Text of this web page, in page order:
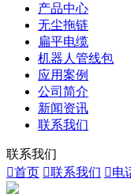
产品中心
无尘拖链
扁平电缆
机器人管线包
应用案例
公司简介
新闻资讯
联系我们
联系我们
首页 联系我们 电